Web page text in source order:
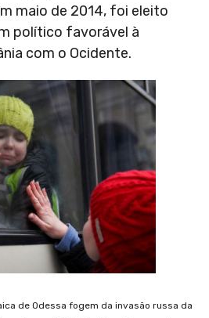
maio de 2014, foi eleito
político favorável à
com o Ocidente.
de Odessa fogem da invasão russa da